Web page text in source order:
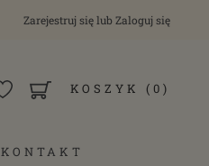
Zarejestruj sięlub Zaloguj się
KOSZYK (0)
KONTAKT